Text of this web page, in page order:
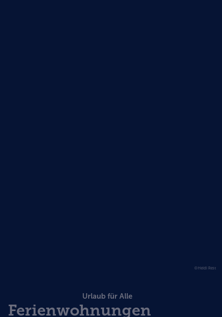
©Heidi Rest
Urlaub für Alle
Ferienwohnungen